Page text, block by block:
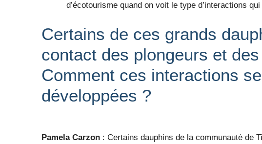
d’écotourisme quand on voit le type d’interactions
Certains de ces grands
contact des plongeurs et
Comment ces interactions
développées ?
Pamela Carzon: Certains dauphins de la communauté de